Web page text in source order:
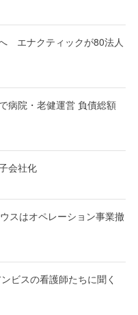
エナクティックが80法人
病院・老健運営 負債総額
会社化
スはオペレーション事業撤
ビスの看護師たちに聞く